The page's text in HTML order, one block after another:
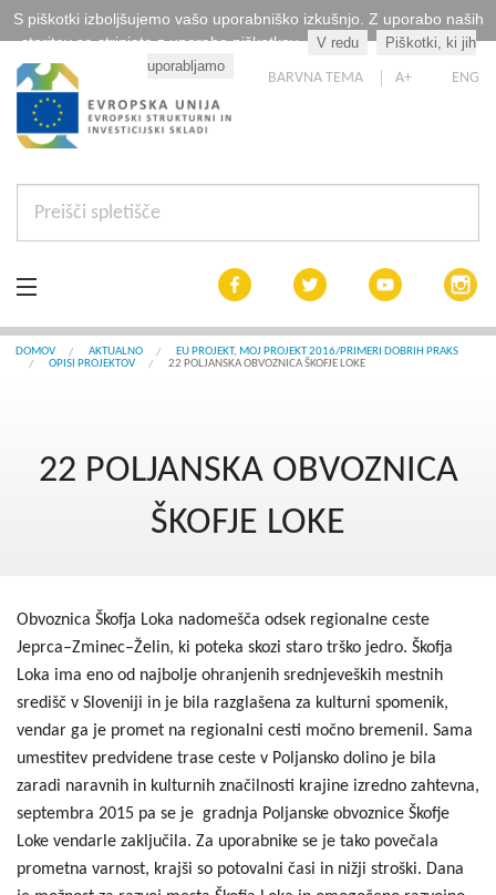
S piškotki izboljšujemo vašo uporabniško izkušnjo. Z uporabo naših
storitev se strinjate z uporabo piškotkov.
V redu
Piškotki, ki jih
uporabljamo
BARVNA TEMA A+ ENG
Aktualno
Blog
DOMOV AKTUALNO
EU PROJEKT, MOJ PROJEKT 2016/PRIMERI DOBRIH PRAKS
OPISI PROJEKTOV
22 POLJANSKA OBVOZNICA ŠKOFJE LOKE
22 POLJANSKA OBVOZNICA
ŠKOFJE LOKE
Obvoznica Škofja Loka nadomešča odsek regionalne ceste
Jeprca–Zminec–Želin, ki poteka skozi staro trško jedro. Škofja
Loka ima eno od najbolje ohranjenih srednjeveških mestnih
središč v Sloveniji in je bila razglašena za kulturni spomenik,
vendar ga je promet na regionalni cesti močno bremenil. Sama
umestitev predvidene trase ceste v Poljansko dolino je bila
zaradi naravnih in kulturnih značilnosti krajine izredno zahtevna,
septembra 2015 pa se je gradnja Poljanske obvoznice Škofje
Loke vendarle zaključila. Za uporabnike se je tako povečala
prometna varnost, krajši so potovalni časi in nižji stroški. Dana